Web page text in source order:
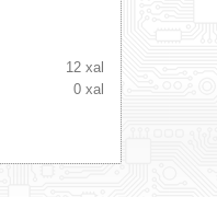
12 xal
0 xal